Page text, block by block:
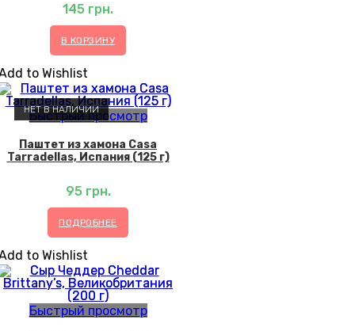
145 грн.
В КОРЗИНУ
to Wishlist
НЕТ В НАЛИЧИИ
Быстрый просмотр
Паштет из хамона Casa
Tarradellas, Испания (125 г)
95 грн.
ПОДРОБНЕЕ
to Wishlist
Быстрый просмотр